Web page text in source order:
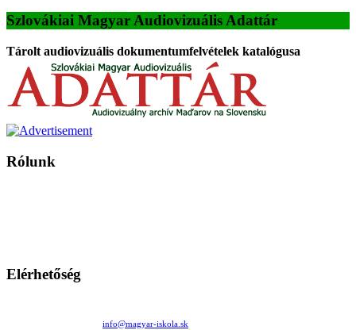
Szlovákiai Magyar Audiovizuális Adattár
Tárolt audiovizuális dokumentumfelvételek katalógusa
Rólunk
Elérhetőség
info@magyar-iskola.sk